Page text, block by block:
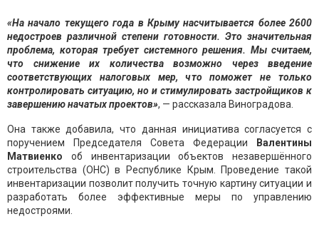
«На начало текущего года в Крыму насчитывается более 2600
недостроев различной степени готовности. Это значительная
проблема, которая требует системного решения. Мы считаем,
что снижение их количества возможно через введение
соответствующих налоговых мер, что поможет не только
контролировать ситуацию, но и стимулировать застройщиков к
завершению начатых проектов», — рассказала Виноградова.
Она также добавила, что данная инициатива согласуется с
поручением Председателя Совета Федерации
Валентины
Матвиенко об инвентаризации объектов незавершённого
строительства (ОНС) в Республике Крым. Проведение такой
инвентаризации позволит получить точную картину ситуации и
разработать более эффективные меры по управлению
недостроями.